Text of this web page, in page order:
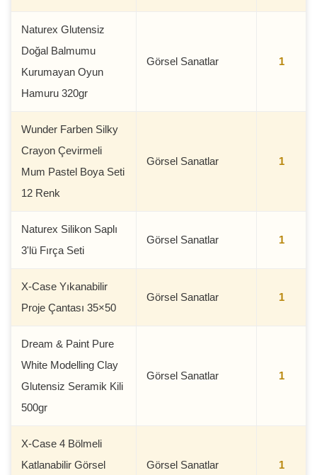
Naturex Glutensiz
Doğal Balmumu
Kurumayan Oyun
Hamuru 320gr
Görsel Sanatlar 1
Wunder Farben Silky
Crayon Çevirmeli
Mum Pastel Boya Seti
12 Renk
Görsel Sanatlar 1
Naturex Silikon Saplı
3'lü Fırça Seti
Görsel Sanatlar 1
X-Case Yıkanabilir
Proje Çantası 35×50
Görsel Sanatlar 1
Dream & Paint Pure
White Modelling Clay
Glutensiz Seramik Kili
500gr
Görsel Sanatlar 1
X-Case 4 Bölmeli
Katlanabilir Görsel
Görsel Sanatlar 1